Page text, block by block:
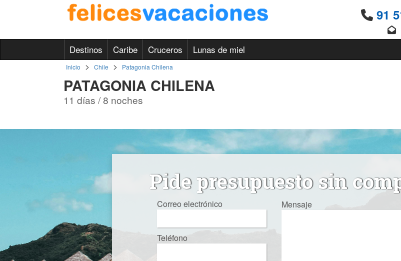
91
Destinos Caribe Cruceros Lunas de miel
Inicio > Chile > Patagonia Chilena
PATAGONIA CHILENA
11 días / 8 noches
Pide presupuesto sin
Correo electrónico
Teléfono
Mensaje